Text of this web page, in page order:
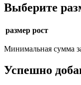
Выберите
размер рост
Минимальная сумма
Успешно